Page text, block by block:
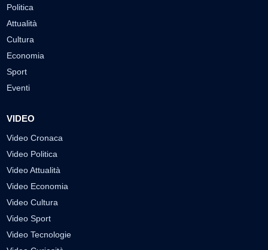
Politica
Attualità
Cultura
Economia
Sport
Eventi
VIDEO
Video Cronaca
Video Politica
Video Attualità
Video Economia
Video Cultura
Video Sport
Video Tecnologie